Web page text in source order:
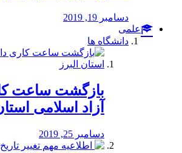
دسامبر 19, 2019
علمی
دانشگاه ها
بازگشت ساعت
آزاد اسلامی
دسامبر 25, 2019